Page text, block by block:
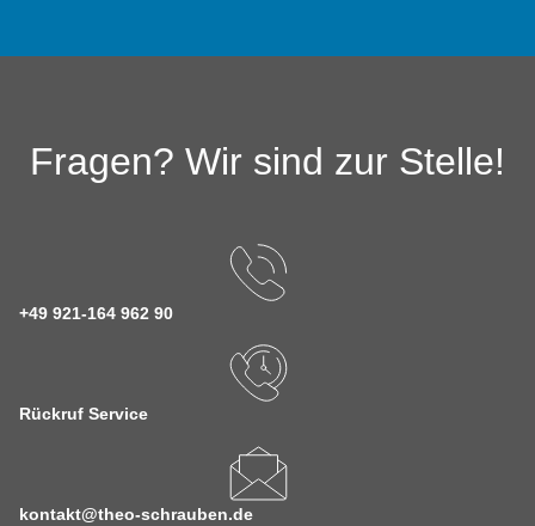
Fragen? Wir sind zur Stelle!
+49 921-164 962 90
Rückruf Service
kontakt@theo-schrauben.de